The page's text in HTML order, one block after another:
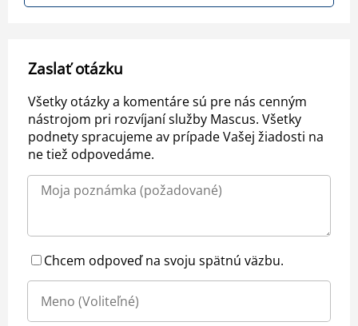
Zaslať otázku
Všetky otázky a komentáre sú pre nás cenným
nástrojom pri rozvíjaní služby Mascus. Všetky
podnety spracujeme av prípade Vašej žiadosti na
ne tiež odpovedáme.
Chcem odpoveď na svoju spätnú väzbu.